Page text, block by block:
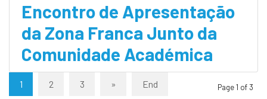
Encontro de Apresentação
da Zona Franca Junto da
Comunidade Académica
Page 1 of 3
1 2 3 » End